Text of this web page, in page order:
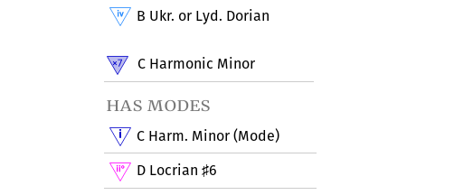
B Ukr. or Lyd. Dorian
C Harmonic Minor
has modes
C Harm. Minor (Mode)
D Locrian♯6